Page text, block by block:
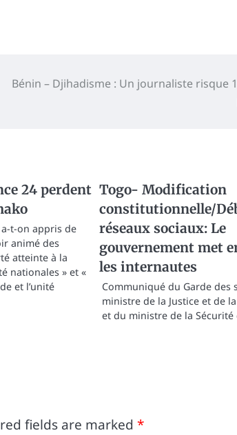
Bénin – Djihadisme : Un journaliste risque
24 perdent
a-t-on appris de
animé des
atteinte à la
nationales » et «
et l’unité
Togo- Modification
constitutionnelle/
réseaux sociaux: Le
gouvernement met
les internautes
Communiqué du Garde des
ministre de la Justice et de
et du ministre de la
fields are marked *